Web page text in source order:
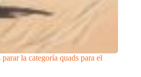
la categoría quads para el